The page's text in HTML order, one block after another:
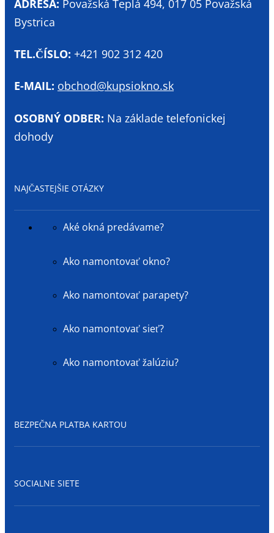
ADRESA: Považská Teplá 494, 017 05 Považská
Bystrica
TEL.ČÍSLO: +421 902 312 420
E-MAIL: obchod@kupsiokno.sk
OSOBNÝ ODBER: Na základe telefonickej
dohody
NAJČASTEJŠIE OTÁZKY
Aké okná predávame?
Ako namontovať okno?
Ako namontovať parapety?
Ako namontovať sieť?
Ako namontovať žalúziu?
BEZPEČNA PLATBA KARTOU
SOCIALNE SIETE